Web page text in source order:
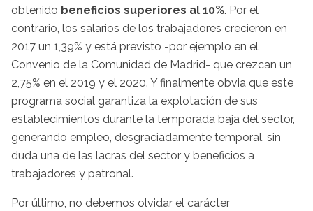
obtenido beneficios superiores al 10%. Por el
contrario, los salarios de los trabajadores crecieron en
2017 un 1,39% y está previsto -por ejemplo en el
Convenio de la Comunidad de Madrid- que crezcan un
2,75% en el 2019 y el 2020. Y finalmente obvia que este
programa social garantiza la explotación de sus
establecimientos durante la temporada baja del sector,
generando empleo, desgraciadamente temporal, sin
duda una de las lacras del sector y beneficios a
trabajadores y patronal.
Por último, no debemos olvidar el carácter